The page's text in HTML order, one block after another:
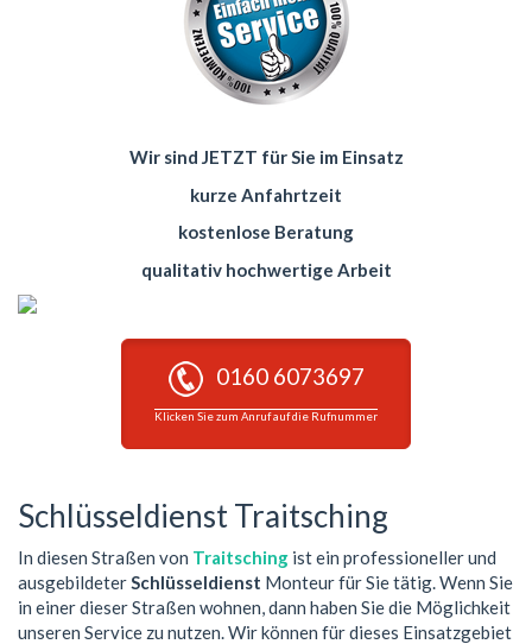
Wir sind JETZT für Sie im Einsatz
kurze Anfahrtzeit
kostenlose Beratung
qualitativ hochwertige Arbeit
0160 6073697
Klicken Sie zum Anruf auf die Rufnummer
Schlüsseldienst Traitsching
In diesen Straßen von Traitsching ist ein professioneller und
ausgebildeterSchlüsseldienst Monteur für Sie tätig. Wenn Sie
in einer dieser Straßen wohnen, dann haben Sie die Möglichkeit
unseren Service zu nutzen. Wir können für dieses Einsatzgebiet